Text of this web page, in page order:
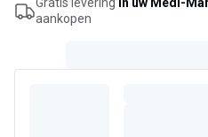
toezicht. Van Franse makelij.
de geboorte.
aankopen